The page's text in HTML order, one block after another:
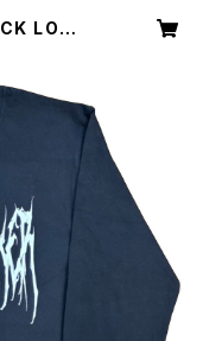
LONG